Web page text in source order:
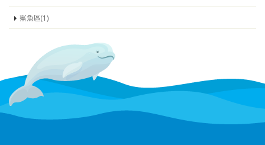
鯊魚區(1)